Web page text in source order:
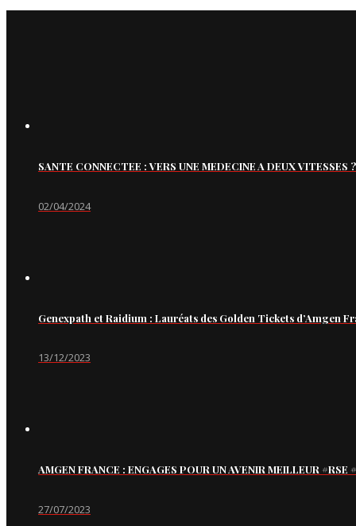
SANTE CONNECTEE : VERS UNE MEDECINE A DEUX VITESSES ?
02/04/2024
Genexpath et Raidium : Lauréats des Golden Tickets d’Amgen
13/12/2023
AMGEN FRANCE : ENGAGES POUR UN AVENIR MEILLEUR
27/07/2023